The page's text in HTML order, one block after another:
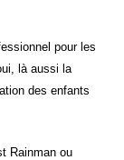
pour les
là aussi la
des enfants
Rainman ou